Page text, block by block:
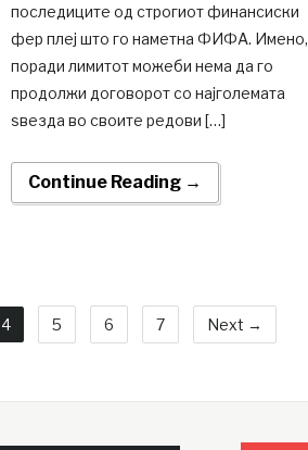
последиците од строгиот финансиски
фер плеј што го наметна ФИФА. Имено,
поради лимитот можеби нема да го
продолжи договорот со најголемата
ѕвезда во своите редови […]
Continue Reading →
4 5 6 7 Next →